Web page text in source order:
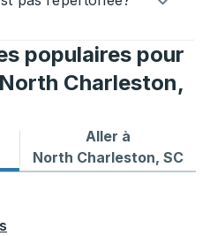
populaires pour
Charleston,
Toronto, SC
Aller à
North Charleston, SC
Itinéraires de bus vers